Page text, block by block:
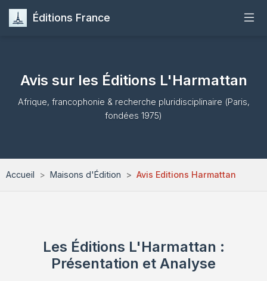
Éditions France
Publier
Formation
Avis sur les Éditions L'Harmattan
Afrique, francophonie & recherche pluridisciplinaire (Paris,
fondées 1975)
Accueil Maisons d'Édition Avis Editions Harmattan
Les Éditions L'Harmattan :
Présentation et Analyse